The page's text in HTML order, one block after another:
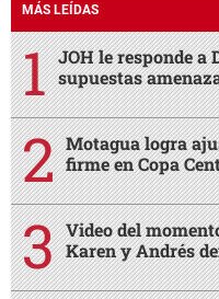
MÁS LEÍDAS
JOH le responde a
supuestas
Motagua logra
firme en Copa
Video del
Karen y Andrés